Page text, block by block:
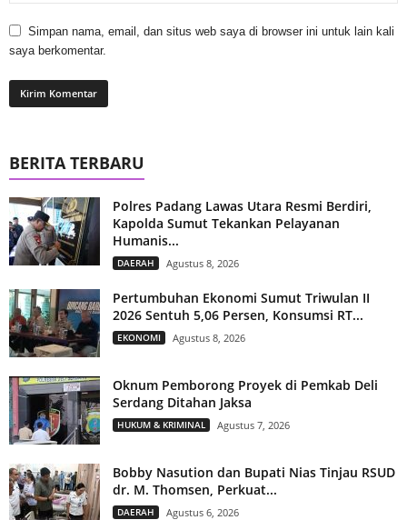
Simpan nama, email, dan situs web saya di browser ini untuk lain kali
saya berkomentar.
BERITA TERBARU
Polres Padang Lawas Utara Resmi Berdiri,
Kapolda Sumut Tekankan Pelayanan
Humanis...
DAERAH Agustus 8, 2026
Pertumbuhan Ekonomi Sumut Triwulan II
2026 Sentuh 5,06 Persen, Konsumsi RT...
EKONOMI Agustus 8, 2026
Oknum Pemborong Proyek di Pemkab Deli
Serdang Ditahan Jaksa
HUKUM & KRIMINAL Agustus 7, 2026
Bobby Nasution dan Bupati Nias Tinjau RSUD
dr. M. Thomsen, Perkuat...
DAERAH Agustus 6, 2026